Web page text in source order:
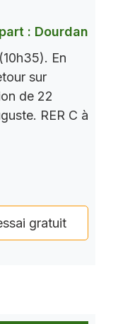
: Dourdan
En
sur
de 22
RER C à
gratuit